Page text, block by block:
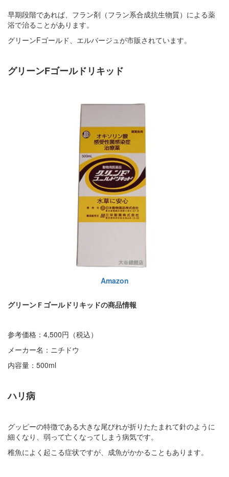
早期段階であれば、フラン剤（フラン系合成抗生物質）による薬
浴で治ることがあります。
グリーンFゴールド、エルバージュが市販されています。
グリーンFゴールドリキッド
Amazon
グリーンＦゴールドリキッドの商品情報
参考価格：4,500円（税込）
メーカー名：ニチドウ
内容量：500ml
ハリ病
グッピーの特徴である大きな尾びれが折りたたまれて針のように
細くなり、弱って亡くなってしまう病気です。
稚魚によく起こる症状ですが、成魚がかかることもあります。